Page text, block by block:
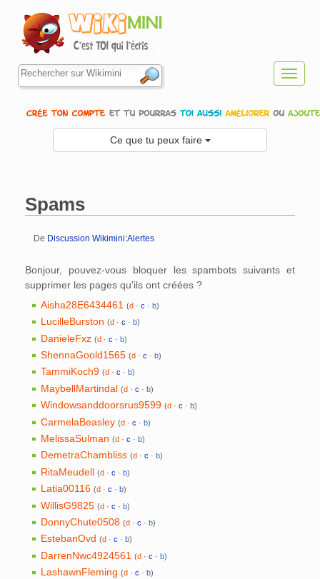
Ce que tu peux faire
Spams
De Discussion Wikimini:Alertes
Bonjour, pouvez-vous bloquer les spambots suivants et
supprimer les pages qu'ils ont créées ?
Aisha28E6434461
(d ·c ·b)
LucilleBurston (d ·c · b)
DanieleFxz (d ·c ·b)
ShennaGoold1565 (d ·c ·b)
TammiKoch9 (d ·c · b)
MaybellMartindal (d ·c ·b)
Windowsanddoorsrus9599‎‎ (d ·c · b)
CarmelaBeasley (d ·c ·b)
MelissaSulman (d ·c ·b)
DemetraChambliss (d ·c · b)
RitaMeudell (d ·c ·b)
Latia00116 (d ·c · b)
WillisG9825 (d ·c ·b)
DonnyChute0508 (d ·c ·b)
EstebanOvd (d ·c · b)
DarrenNwc4924561 (d ·c ·b)
LashawnFleming (d ·c ·b)